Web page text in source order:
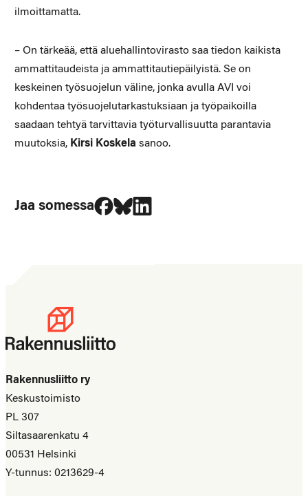
ilmoittamatta.
– On tärkeää, että aluehallintovirasto saa tiedon kaikista
ammattitaudeista ja ammattitautiepäilyistä. Se on
keskeinen työsuojelun väline, jonka avulla AVI voi
kohdentaa työsuojelutarkastuksiaan ja työpaikoilla
saadaan tehtyä tarvittavia työturvallisuutta parantavia
muutoksia, Kirsi Koskela sanoo.
Jaa somessa
Jaa Facebookissa
Jaa Blueskyssa
Jaa LinkedIn:ssä
Rakennusliitto ry
Keskustoimisto
PL 307
Siltasaarenkatu 4
00531 Helsinki
Y-tunnus: 0213629-4